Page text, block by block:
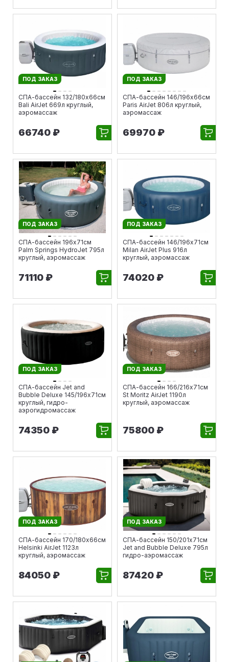
ПОД ЗАКАЗ
СПА-бассейн 132/180х66см
Bali AirJet 669л круглый,
аэромассаж
66740 ₽
ПОД ЗАКАЗ
СПА-бассейн 146/196х66см
Paris AirJet 806л круглый,
аэромассаж
69970 ₽
ПОД ЗАКАЗ
СПА-бассейн 196х71см
Palm Springs HydroJet 795л
круглый, аэромассаж
71110 ₽
ПОД ЗАКАЗ
СПА-бассейн 146/196х71см
Milan AirJet Plus 916л
круглый, аэромассаж
74020 ₽
ПОД ЗАКАЗ
СПА-бассейн Jet and
Bubble Deluxe 145/196х71см
круглый, гидро-
аэрогидромассаж
74350 ₽
ПОД ЗАКАЗ
СПА-бассейн 166/216х71см
St Moritz AirJet 1190л
круглый, аэромассаж
75800 ₽
ПОД ЗАКАЗ
СПА-бассейн 170/180х66см
Helsinki AirJet 1123л
круглый, аэромассаж
84050 ₽
ПОД ЗАКАЗ
СПА-бассейн 150/201х71см
Jet and Bubble Deluxe 795л
гидро-аэромассаж
87420 ₽